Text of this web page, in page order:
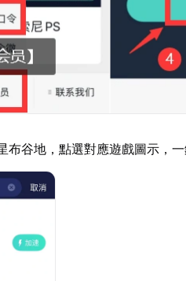
谷地，點選對應遊戲圖示，一